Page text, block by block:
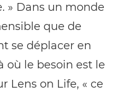
» Dans un monde
que de
se déplacer en
où le besoin est le
Lens on Life, « ce